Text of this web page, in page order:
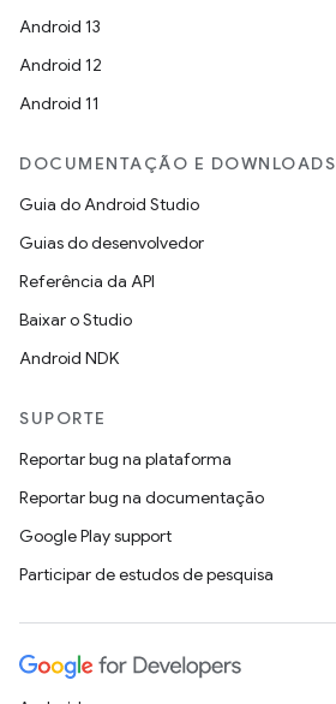
Android 13
Android 12
Android 11
DOCUMENTAÇÃO E DOWNLOADS
Guia do Android Studio
Guias do desenvolvedor
Referência da API
Baixar o Studio
Android NDK
SUPORTE
Reportar bug na plataforma
Reportar bug na documentação
Google Play support
Participar de estudos de pesquisa